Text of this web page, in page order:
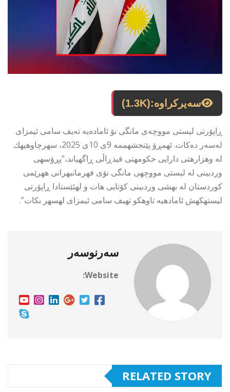
سەیرکراوە:(1.3K)
ڕاپۆرتی لیستی مووچەی مانگی نۆ ئامادەیە تەیف سامی ئیمزای
لەسەر دەکات. ئهمڕۆ پێنجشهممه 9ی 10ی 2025، سهرچاوهیهك
له وهزارهتی دارایی حكومهتی فیدڕاڵی ڕاگهیاند،”پڕۆسهی
وردبینی له لیستی مووچهی مانگی نۆی فهرمانبهرانی ههرێمی
كوردستان له بهشی وردبینی كۆتایی هات و لهئێستادا ڕاپۆرتی
لیستهكهش ئامادهیه تاوهكو تهیف سامی ئیمزای لهسهر بكات”.
سەرنوسەر
Website:
RELATED STORY